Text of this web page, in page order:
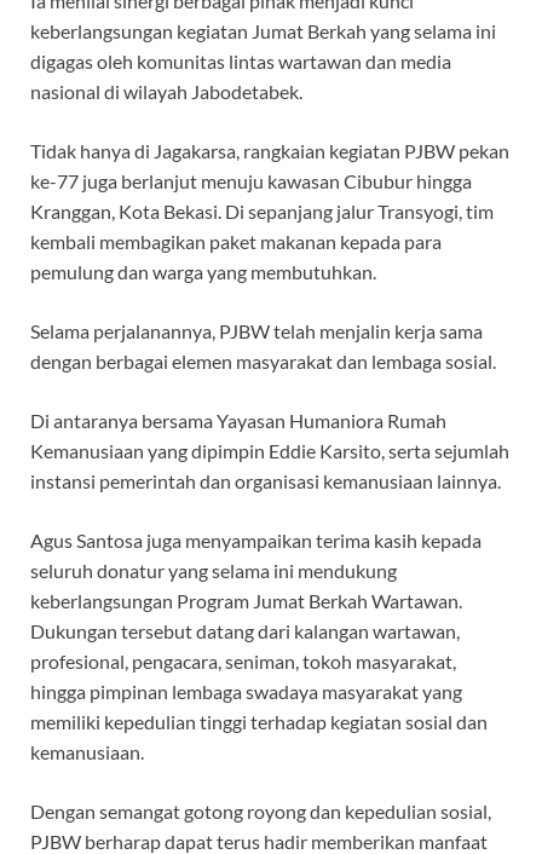
keberlangsungan kegiatan Jumat Berkah yang selama ini
digagas oleh komunitas lintas wartawan dan media
nasional di wilayah Jabodetabek.
Tidak hanya di Jagakarsa, rangkaian kegiatan PJBW pekan
ke-77 juga berlanjut menuju kawasan Cibubur hingga
Kranggan, Kota Bekasi. Di sepanjang jalur Transyogi, tim
kembali membagikan paket makanan kepada para
pemulung dan warga yang membutuhkan.
Selama perjalanannya, PJBW telah menjalin kerja sama
dengan berbagai elemen masyarakat dan lembaga sosial.
Di antaranya bersama Yayasan Humaniora Rumah
Kemanusiaan yang dipimpin Eddie Karsito, serta sejumlah
instansi pemerintah dan organisasi kemanusiaan lainnya.
Agus Santosa juga menyampaikan terima kasih kepada
seluruh donatur yang selama ini mendukung
keberlangsungan Program Jumat Berkah Wartawan.
Dukungan tersebut datang dari kalangan wartawan,
profesional, pengacara, seniman, tokoh masyarakat,
hingga pimpinan lembaga swadaya masyarakat yang
memiliki kepedulian tinggi terhadap kegiatan sosial dan
kemanusiaan.
Dengan semangat gotong royong dan kepedulian sosial,
PJBW berharap dapat terus hadir memberikan manfaat